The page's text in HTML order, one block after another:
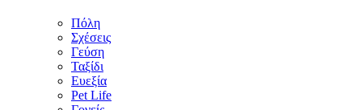
Πόλη
Σχέσεις
Γεύση
Ταξίδι
Ευεξία
Pet Life